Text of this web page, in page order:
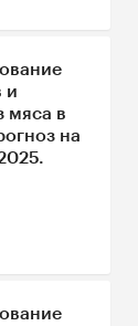
и
мяса в
на